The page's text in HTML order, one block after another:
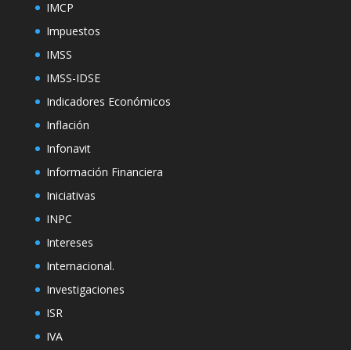
IMCP
Impuestos
IMSS
IMSS-IDSE
Indicadores Económicos
Inflación
Infonavit
Información Financiera
Iniciativas
INPC
Intereses
Internacional.
Investigaciones
ISR
IVA